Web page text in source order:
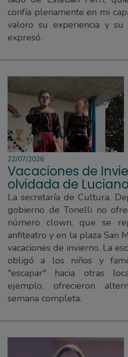
confía plenamente en mi
valoro su experiencia y su
expresó.
22/07/2026
Vacaciones de
olvidada de
La secretaría de Cultura,
gobierno de Tonelli no
número clown, que se
anfiteatro y en la plaza San
vacaciones de invierno. La
obligó a los niños y
"escapar" hacia otras
ejemplo, ofrecieron
semana completa.